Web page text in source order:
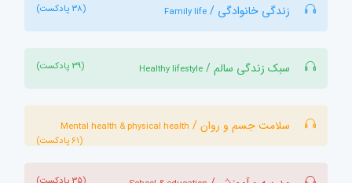
زندگی خانوادگی / Family life (38 پادکست)
سبک زندگی سالم / Healthy lifestyle (39 پادکست)
سلامت جسم و روان / Mental health & physical health
(61 پادکست)